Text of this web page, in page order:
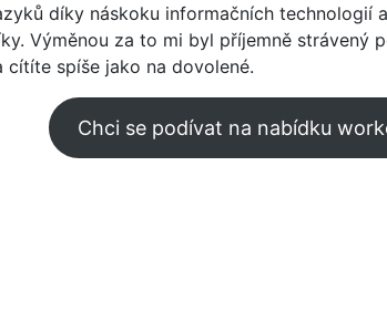
díky náskoku informačních technologií
Výměnou za to mi byl příjemně strávený
cítíte spíše jako na dovolené.
Chci se podívat na nabídku